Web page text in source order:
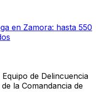
en Zamora: hasta 550
Equipo de Delincuencia
de la Comandancia de